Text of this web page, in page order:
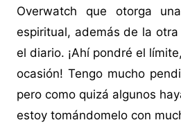
Overwatch que otorga
espiritual, además de la
el diario. ¡Ahí pondré el
ocasión! Tengo mucho
pero como quizá algunos
estoy tomándomelo con